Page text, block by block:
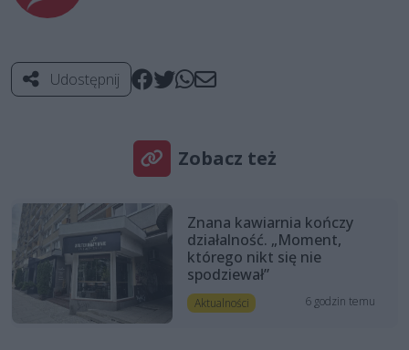
Udostępnij
Zobacz też
Znana kawiarnia kończy
działalność. „Moment,
którego nikt się nie
spodziewał”
Aktualności 6 godzin temu